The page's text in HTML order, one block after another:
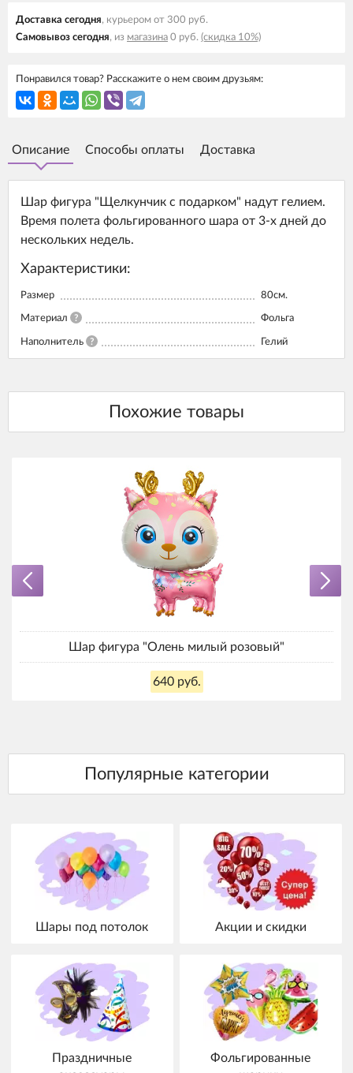
Доставка cегодня, курьером от 300 руб.
Самовывоз cегодня, из магазина 0 руб. (скидка 10%)
Понравился товар? Расскажите о нем своим друзьям:
Описание Способы оплаты Доставка
Шар фигура "Щелкунчик с подарком" надут гелием.
Время полета фольгированного шара от 3-х дней до
нескольких недель.
Характеристики:
Размер 80см.
Материал ? Фольга
Наполнитель ? Гелий
Шар фигура "Олень милый розовый"
640 руб.
Шары под потолок Акции и скидки
Праздничные
Фольгированные